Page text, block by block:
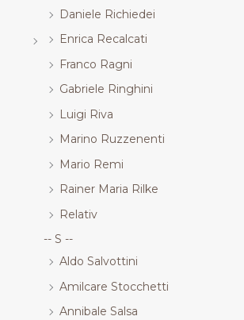
Daniele Richiedei
Enrica Recalcati
Franco Ragni
Gabriele Ringhini
Luigi Riva
Marino Ruzzenenti
Mario Remi
Rainer Maria Rilke
Relativ
-- S --
Aldo Salvottini
Amilcare Stocchetti
Annibale Salsa